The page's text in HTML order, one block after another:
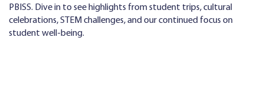
PBISS. Dive in to see highlights from student trips, cultural
celebrations, STEM challenges, and our continued focus on
student well-being.